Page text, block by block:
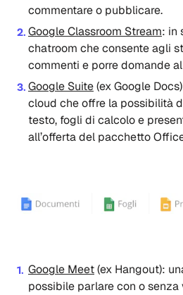
commentare o pubblicare.
Google Classroom Stream: in
chatroom che consente agli
commenti e porre domande
Google Suite(ex Google
cloud che offre la possibilità
testo, fogli di calcolo e
all’offerta del pacchetto
Google Meet(ex Hangout):
possibile parlare con o